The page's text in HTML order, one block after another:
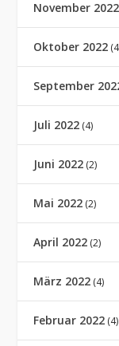
November 2022
Oktober 2022
September
Juli 2022 (4)
Juni 2022 (2)
Mai 2022 (2)
April 2022 (2)
März 2022 (4)
Februar 2022 (4)